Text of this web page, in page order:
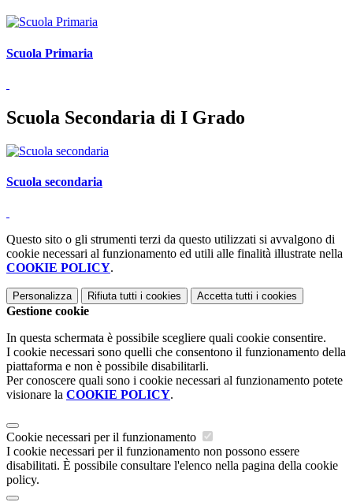
Scuola Primaria
Scuola Secondaria di I Grado
Scuola secondaria
Questo sito o gli strumenti terzi da questo utilizzati si avvalgono di
cookie necessari al funzionamento ed utili alle finalità illustrate nella
COOKIE POLICY.
Personalizza Rifiuta tutti i cookies Accetta tutti i cookies
Gestione cookie
In questa schermata è possibile scegliere quali cookie consentire.
I cookie necessari sono quelli che consentono il funzionamento della
piattaforma e non è possibile disabilitarli.
Per conoscere quali sono i cookie necessari al funzionamento potete
visionare la COOKIE POLICY.
Cookie necessari per il funzionamento
I cookie necessari per il funzionamento non possono essere
disabilitati. È possibile consultare l'elenco nella pagina della cookie
policy.